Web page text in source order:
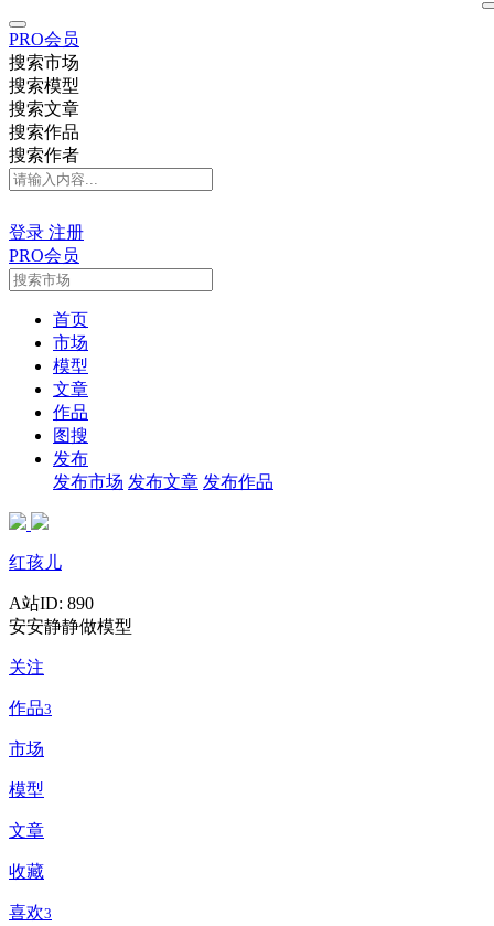
PRO会员
搜索市场
搜索模型
搜索文章
搜索作品
搜索作者
登录 注册
PRO会员
首页
市场
模型
文章
作品
图搜
发布
发布市场 发布文章 发布作品
红孩儿
A站ID: 890
安安静静做模型
关注
作品3
市场
模型
文章
收藏
喜欢3